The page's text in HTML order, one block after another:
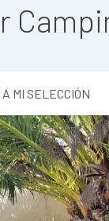
MI SELECCIÓN